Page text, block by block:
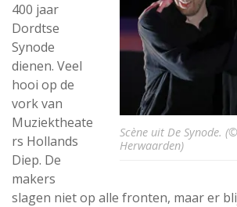
Scène uit De Synode.
Herwaarden)
400 jaar
Dordtse
Synode
dienen. Veel
hooi op de
vork van
Muziektheate
rs Hollands
Diep. De
makers
slagen niet op alle fronten, maar er